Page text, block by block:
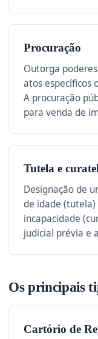
Procuração
Outorga
atos específicos
A procuração
para venda de
Tutela e
Designação de
de idade
incapacidade
judicial prévia e
Os principais
Cartório de